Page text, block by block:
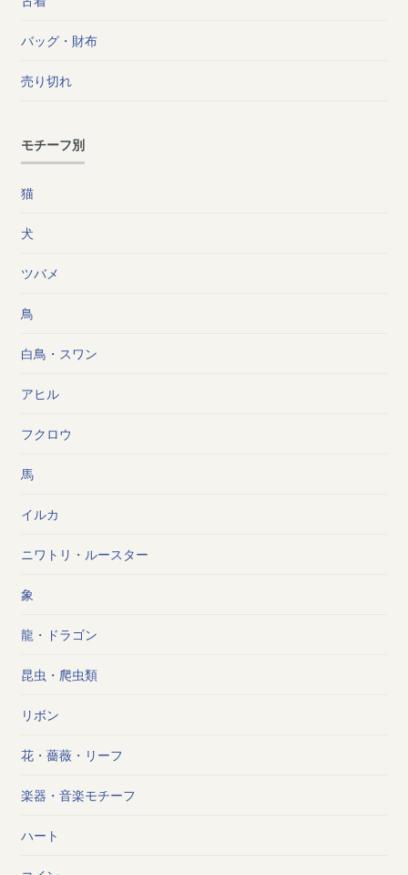
バッグ・財布
売り切れ
モチーフ別
猫
犬
ツバメ
鳥
白鳥・スワン
アヒル
フクロウ
馬
イルカ
ニワトリ・ルースター
象
龍・ドラゴン
昆虫・爬虫類
リボン
花・薔薇・リーフ
楽器・音楽モチーフ
ハート